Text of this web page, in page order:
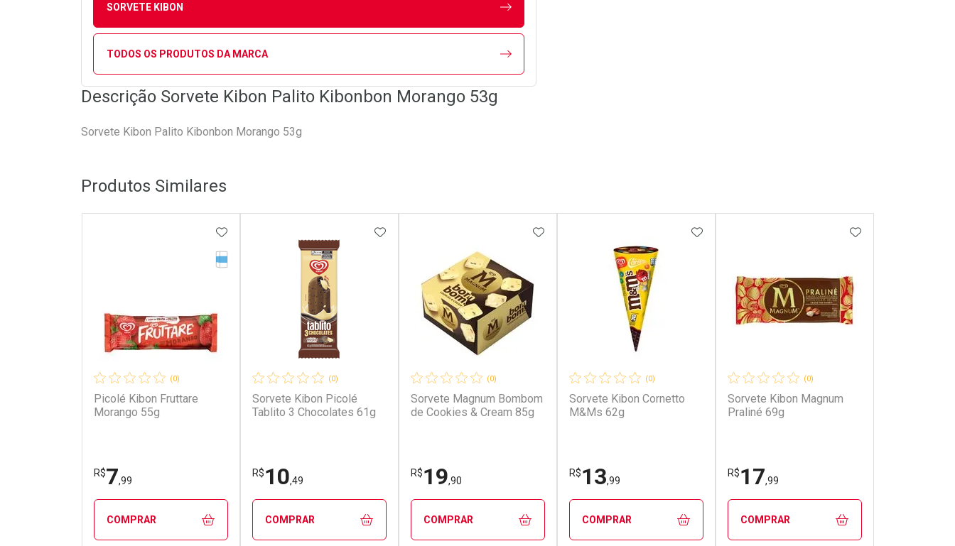
SORVETE KIBON
TODOS OS PRODUTOS DA MARCA
Descrição Sorvete Kibon Palito Kibonbon Morango 53g
Sorvete Kibon Palito Kibonbon Morango 53g
Produtos Similares
(0)
Picolé Kibon Fruttare
Morango 55g
Medicamento Refrigerado
R$7,99
ADICIONAR AOS FAVORITOS
COMPRAR
(0)
Sorvete Kibon Picolé
Tablito 3 Chocolates 61g
R$10,49
ADICIONAR AOS FAVORITOS
COMPRAR
(0)
Sorvete Magnum Bombom
de Cookies & Cream 85g
R$19,90
ADICIONAR AOS FAVORITOS
COMPRAR
(0)
Sorvete Kibon Cornetto
M&Ms 62g
R$13,99
ADICIONAR AOS FAVORITOS
COMPRAR
(0)
Sorvete Kibon Magnum
Praliné 69g
R$17,99
ADICIONAR AOS
COMPRAR